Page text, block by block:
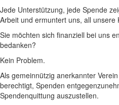
Jede Unterstützung, jede Spende
Arbeit und ermuntert uns, all unsere
Sie möchten sich finanziell bei uns
bedanken?
Kein Problem.
Als gemeinnützig anerkannter
berechtigt, Spenden
Spendenquittung auszustellen.